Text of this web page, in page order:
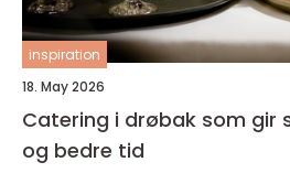
inspiration
18. May 2026
Catering i drøbak som gir
og bedre tid